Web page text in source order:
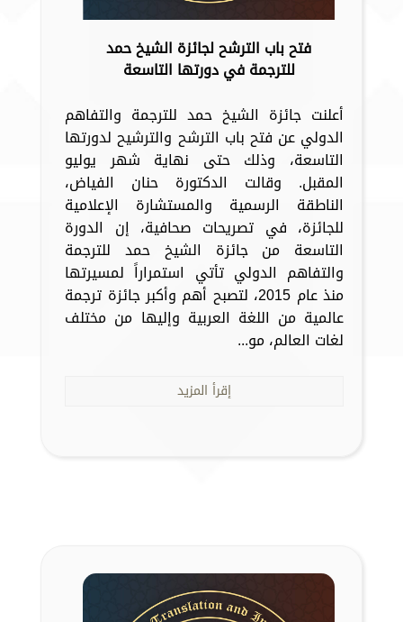
فتح باب الترشح لجائزة الشيخ حمد
للترجمة في دورتها التاسعة
أعلنت جائزة الشيخ حمد للترجمة والتفاهم
الدولي عن فتح باب الترشح والترشيح لدورتها
التاسعة، وذلك حتى نهاية شهر يوليو
المقبل. وقالت الدكتورة حنان الفياض،
الناطقة الرسمية والمستشارة الإعلامية
للجائزة، في تصريحات صحافية، إن الدورة
التاسعة من جائزة الشيخ حمد للترجمة
والتفاهم الدولي تأتي استمراراً لمسيرتها
منذ عام 2015، لتصبح أهم وأكبر جائزة ترجمة
عالمية من اللغة العربية وإليها من مختلف
لغات العالم، مو...
إقرأ المزيد